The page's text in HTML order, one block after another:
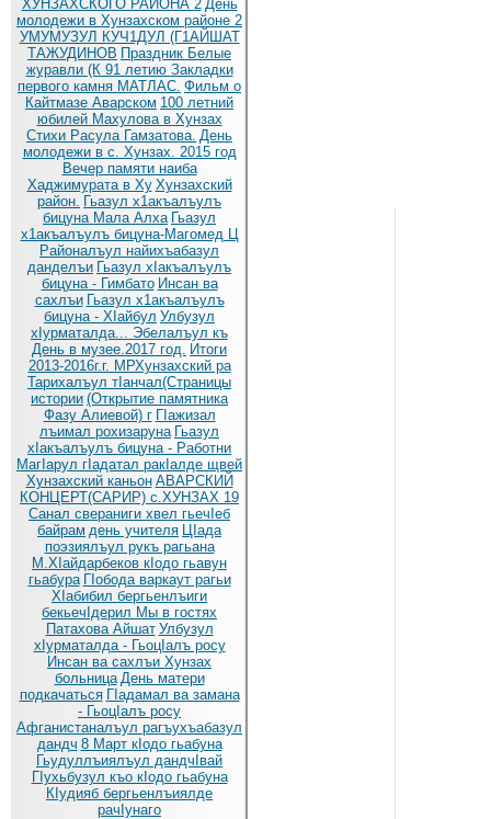
ХУНЗАХСКОГО РАЙОНА 2 День
молодежи в Хунзахском районе 2
УМУМУЗУЛ КУЧ1ДУЛ (Г1АЙШАТ
ТАЖУДИНОВ Праздник Белые
журавли (К 91 летию Закладки
первого камня МАТЛАС. Фильм о
Кайтмазе Аварском 100 летний
юбилей Махулова в Хунзах
Стихи Расула Гамзатова. День
молодежи в с. Хунзах. 2015 год
Вечер памяти наиба
Хаджимурата в Ху Хунзахский
район. Гьазул х1акъалъулъ
бицуна Мала Алха Гьазул
х1акъалъулъ бицуна-Магомед Ц
Районалъул найихъабазул
данделъи Гьазул хIакъалъулъ
бицуна - Гимбато Инсан ва
сахлъи Гьазул х1акъалъулъ
бицуна - ХIайбул Улбузул
хIурматалда... Эбелалъул къ
День в музее.2017 год. Итоги
2013-2016г.г. МРХунзахский ра
Тарихалъул тIанчал(Страницы
истории (Открытие памятника
Фазу Алиевой) г ГIажизал
лъимал рохизаруна Гьазул
хIакъалъулъ бицуна - Работни
МагIарул гIадатал ракIалде щвей
Хунзахский каньон АВАРСКИЙ
КОНЦЕРТ(САРИР) с.ХУНЗАХ 19
Санал свераниги хвел гьечIеб
байрам день учителя ЦIада
поэзиялъул рукъ рагьана
М.ХIайдарбеков кIодо гьавун
гьабура ГIобода варкаут рагьи
ХIабибил бергьенлъиги
бекьечIдерил Мы в гостях
Патахова Айшат Улбузул
хIурматалда - ГьоцIалъ росу
Инсан ва сахлъи Хунзах
больница День матери
подкачаться ГIадамал ва замана
- ГьоцIалъ росу
Афганистаналъул рагъухъабазул
дандч 8 Март кIодо гьабуна
Гьудуллъиялъул дандчIвай
ГIухьбузул къо кIодо гьабуна
КIудияб бергьенлъиялде
рачIунаго